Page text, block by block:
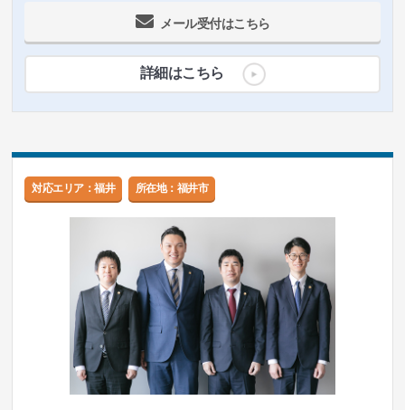
メール受付はこちら
詳細はこちら
対応エリア：福井 所在地：福井市